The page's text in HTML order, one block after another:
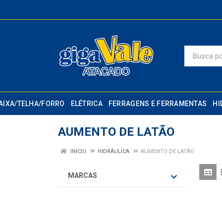
TELHA/FORRO ELÉTRICA FERRAGENS E FERRAMENTAS
AUMENTO DE LATÃO
INÍCIO HIDRÁULICA AUMENTO DE LATÃO
MARCAS